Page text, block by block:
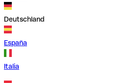
Deutschland
España
Italia